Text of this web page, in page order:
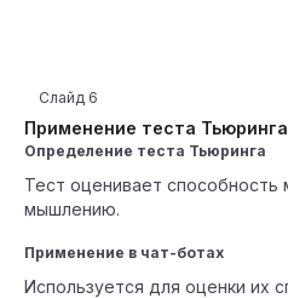
Применение теста
Слайд 6
Определение теста Тьюринга
Тест оценивает
мышлению.
Применение в чат-ботах
Используется для оценки их